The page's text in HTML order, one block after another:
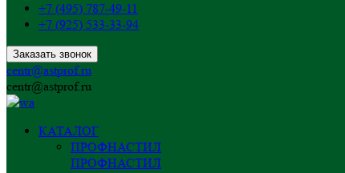
+7 (495) 787-49-11
+7 (925) 533-33-94
Заказать звонок
centr@astprof.ru
centr@astprof.ru
КАТАЛОГ
ПРОФНАСТИЛ
ПРОФНАСТИЛ